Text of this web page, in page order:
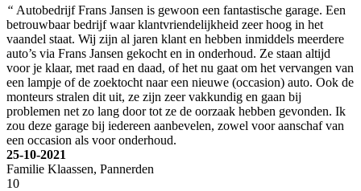
“ Autobedrijf Frans Jansen is gewoon een fantastische garage. Een
betrouwbaar bedrijf waar klantvriendelijkheid zeer hoog in het
vaandel staat. Wij zijn al jaren klant en hebben inmiddels meerdere
auto’s via Frans Jansen gekocht en in onderhoud. Ze staan altijd
voor je klaar, met raad en daad, of het nu gaat om het vervangen van
een lampje of de zoektocht naar een nieuwe (occasion) auto. Ook de
monteurs stralen dit uit, ze zijn zeer vakkundig en gaan bij
problemen net zo lang door tot ze de oorzaak hebben gevonden. Ik
zou deze garage bij iedereen aanbevelen, zowel voor aanschaf van
een occasion als voor onderhoud.
25-10-2021
Familie Klaassen, Pannerden
10